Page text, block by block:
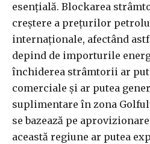
esențială. Blockarea
creștere a prețurilor
internaționale, afectând
depind de importurile
închiderea strâmtorii ar
comerciale și ar putea
suplimentare în zona
se bazează pe
această regiune ar putea